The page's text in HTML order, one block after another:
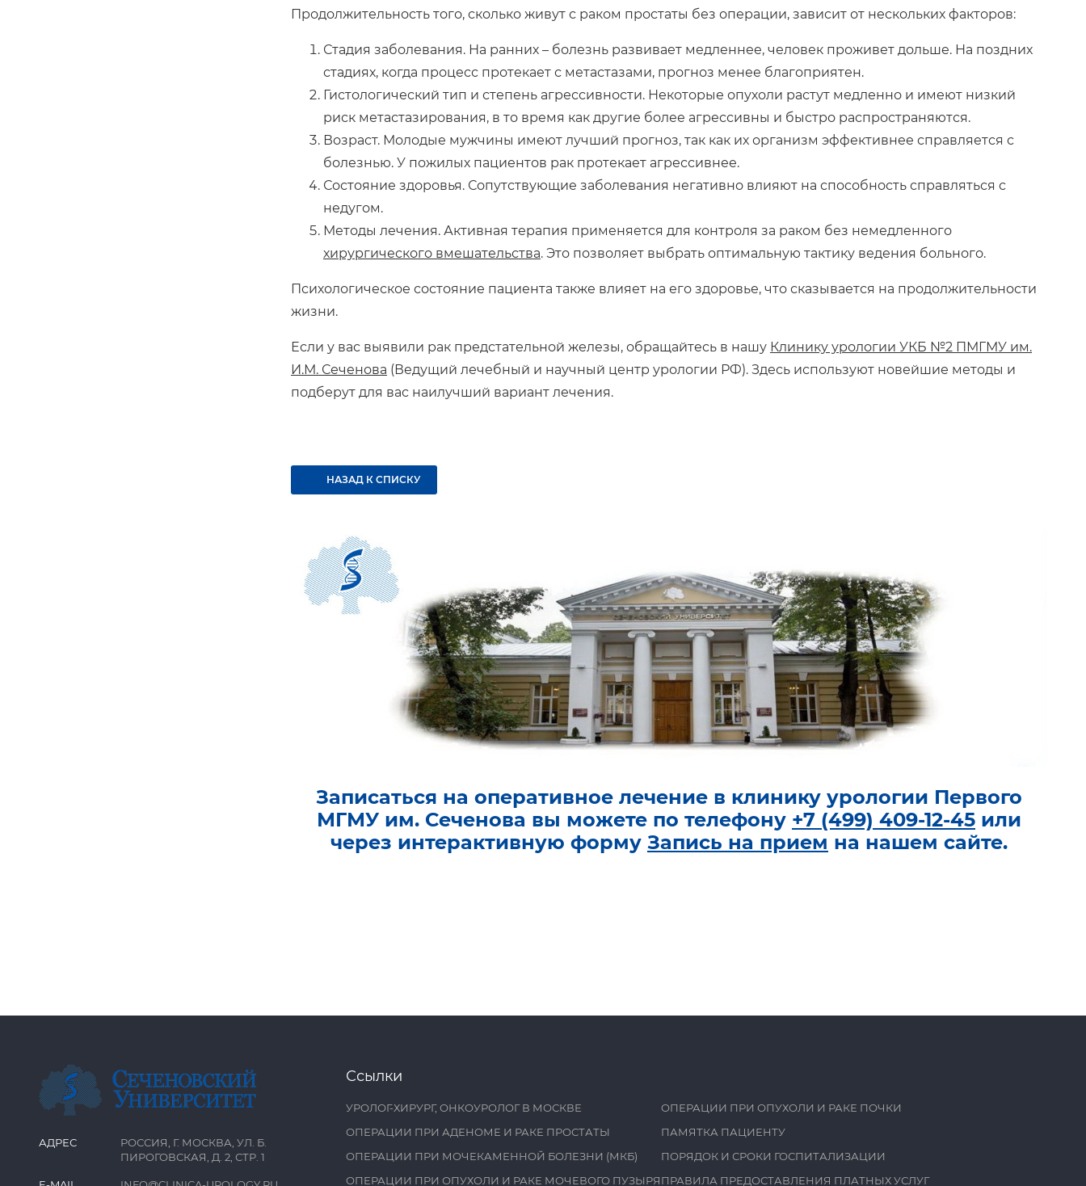
Продолжительность того, сколько живут с раком простаты без операции, зависит от нескольких факторов:
Стадия заболевания. На ранних – болезнь развивает медленнее, человек проживет дольше. На поздних
стадиях, когда процесс протекает с метастазами, прогноз менее благоприятен.
Гистологический тип и степень агрессивности. Некоторые опухоли растут медленно и имеют низкий
риск метастазирования, в то время как другие более агрессивны и быстро распространяются.
Возраст. Молодые мужчины имеют лучший прогноз, так как их организм эффективнее справляется с
болезнью. У пожилых пациентов рак протекает агрессивнее.
Состояние здоровья. Сопутствующие заболевания негативно влияют на способность справляться с
недугом.
Методы лечения. Активная терапия применяется для контроля за раком без немедленного
хирургического вмешательства. Это позволяет выбрать оптимальную тактику ведения больного.
Психологическое состояние пациента также влияет на его здоровье, что сказывается на продолжительности
жизни.
Если у вас выявили рак предстательной железы, обращайтесь в нашу Клинику урологии УКБ №2 ПМГМУ им.
И.М. Сеченова (Ведущий лечебный и научный центр урологии РФ). Здесь используют новейшие методы и
подберут для вас наилучший вариант лечения.
НАЗАД К СПИСКУ
Записаться на оперативное лечение в клинику урологии Первого
МГМУ им. Сеченова вы можете по телефону +7 (499) 409-12-45 или
через интерактивную форму Запись на прием на нашем сайте.
АДРЕС
РОССИЯ, Г. МОСКВА, УЛ. Б.
ПИРОГОВСКАЯ, Д. 2, СТР. 1
Ссылки
УРОЛОГ-ХИРУРГ, ОНКОУРОЛОГ В МОСКВЕ
ОПЕРАЦИИ ПРИ АДЕНОМЕ И РАКЕ ПРОСТАТЫ
ОПЕРАЦИИ ПРИ МОЧЕКАМЕННОЙ БОЛЕЗНИ (МКБ)
ОПЕРАЦИИ ПРИ ОПУХОЛИ И РАКЕ МОЧЕВОГО ПУЗЫРЯ
ОПЕРАЦИИ ПРИ ОПУХОЛИ И РАКЕ ПОЧКИ
ПАМЯТКА ПАЦИЕНТУ
ПОРЯДОК И СРОКИ ГОСПИТАЛИЗАЦИИ
ПРАВИЛА ПРЕДОСТАВЛЕНИЯ ПЛАТНЫХ УСЛУГ